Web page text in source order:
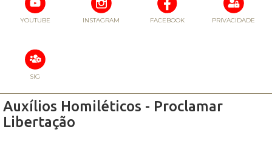
YOUTUBE INSTAGRAM FACEBOOK PRIVACIDADE
SIG
Auxílios Homiléticos - Proclamar
Libertação